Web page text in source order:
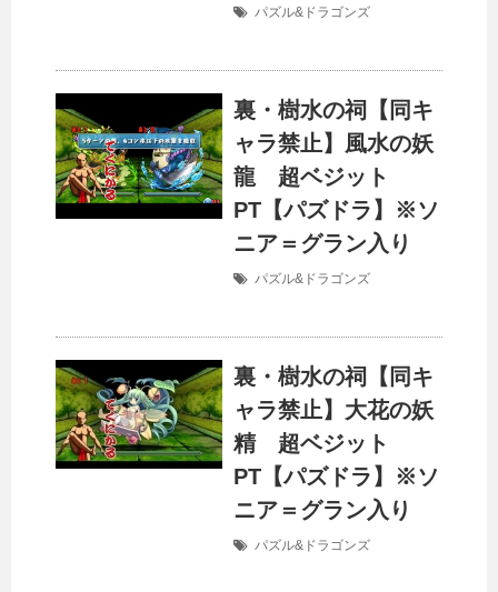
パズル&ドラゴンズ
裏・樹水の祠【同キ
ャラ禁止】風水の妖
龍 超ベジット
PT【パズドラ】※ソ
ニア＝グラン入り
パズル&ドラゴンズ
裏・樹水の祠【同キ
ャラ禁止】大花の妖
精 超ベジット
PT【パズドラ】※ソ
ニア＝グラン入り
パズル&ドラゴンズ